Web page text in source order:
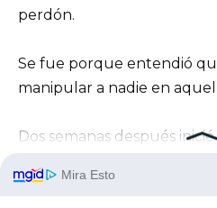
perdón.
Se fue porque entendió
manipular a nadie en
Dos semanas después
y entregué toda la